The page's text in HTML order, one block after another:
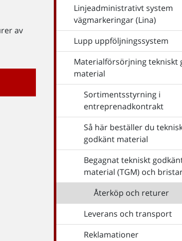
av
Linjeadministrativt system
vägmarkeringar (Lina)
Lupp uppföljningssystem
Materialförsörjning tekniskt
material
Sortimentsstyrning i
entreprenadkontrakt
Så här beställer du
godkänt material
Begagnat tekniskt
material (TGM) och
Återköp och returer
Leverans och transport
Reklamationer